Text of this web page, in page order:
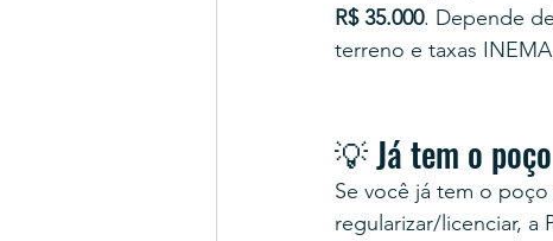
R$ 35.000. Depende
terreno e taxas
💡 Já tem o
Se você já tem o
regularizar/licenciar, a